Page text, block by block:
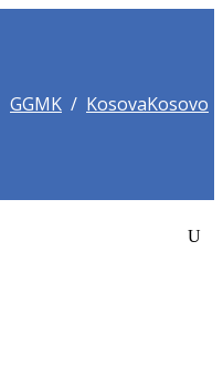
GGMK / KosovaKosovo